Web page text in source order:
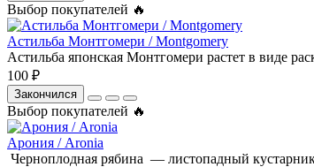
Выбор покупателей 🔥
Астильба Монтгомери / Montgomery
Астильба японская Монтгомери растет в виде
100 ₽
Закончился
Выбор покупателей 🔥
Арония / Aronia
Черноплодная рябина — листопадный